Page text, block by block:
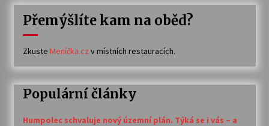
Přemýšlíte kam na oběd?
Zkuste Meníčka.cz v místních restauracích.
Populární články
Humpolec schvaluje nový územní plán. Týká se i vás – a